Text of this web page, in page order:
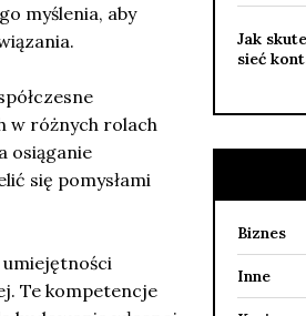
myślenia, aby
w różnych rolach
osiąganie
się pomysłami
Te kompetencje
Jak
sieć
Biznes
Inne